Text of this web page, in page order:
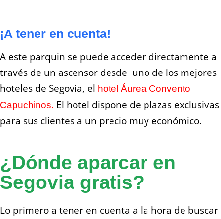
¡A tener en cuenta!
A este parquin se puede acceder directamente a
través de un ascensor desde uno de los mejores
hoteles de Segovia, el hotel Áurea Convento
Capuchinos. El hotel dispone de plazas exclusivas
para sus clientes a un precio muy económico.
¿Dónde aparcar en
Segovia gratis?
Lo primero a tener en cuenta a la hora de buscar